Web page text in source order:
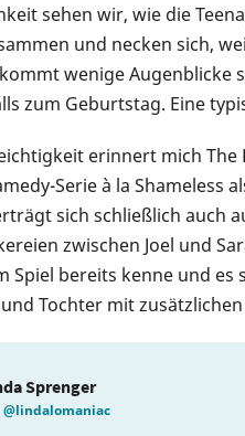
sehen wir, wie die
und necken sich,
wenige Augenblicke
zum Geburtstag. Eine
erinnert mich
Serie à la Shameless
sich schließlich auch
zwischen Joel und
Spiel bereits kenne und
Tochter mit
Sprenger
@lindalomaniac